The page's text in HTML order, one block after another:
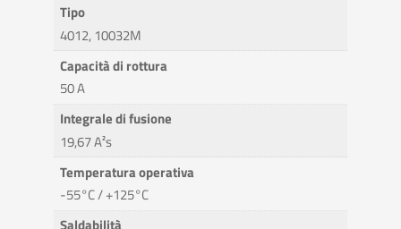
Tipo
4012, 10032M
Capacità di rottura
50 A
Integrale di fusione
19,67 A²s
Temperatura operativa
-55°C / +125°C